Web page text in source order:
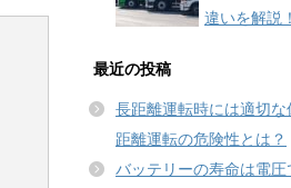
違いを解説！
最近の投稿
長距離運転時には適切
距離運転の危険性とは？
バッテリーの寿命は電